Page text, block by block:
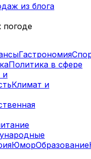
из блога
погоде
Гастрономия
Политика в сфере
и
Климат и
ЮморОбразование